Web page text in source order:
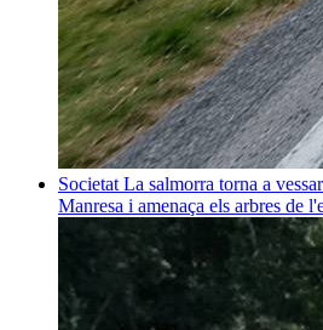
Societat La salmorra torna a
Manresa i amenaça els arbres de